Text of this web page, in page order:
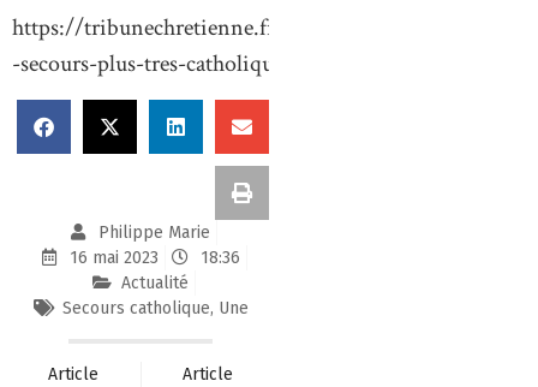
https://tribunechretienne.fr/un
-secours-plus-tres-catholique/
Philippe Marie
16 mai 2023
18:36
Actualité
Secours catholique, Une
Article
Article